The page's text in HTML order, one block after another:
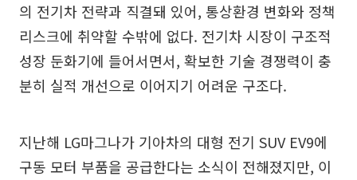
의 전기차 전략과 직결돼 있어, 통상환경 변화와 정책
리스크에 취약할 수밖에 없다. 전기차 시장이 구조적
성장 둔화기에 들어서면서, 확보한 기술 경쟁력이 충
분히 실적 개선으로 이어지기 어려운 구조다.
지난해 LG마그나가 기아차의 대형 전기 SUV EV9에
구동 모터 부품을 공급한다는 소식이 전해졌지만, 이